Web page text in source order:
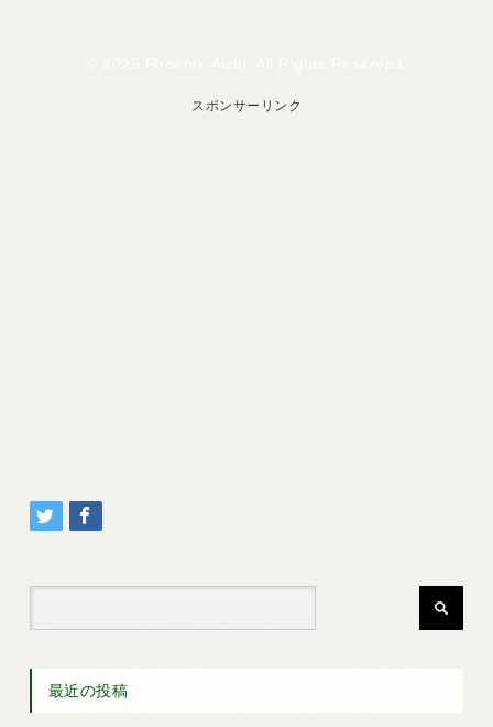
スポンサーリンク
最近の投稿